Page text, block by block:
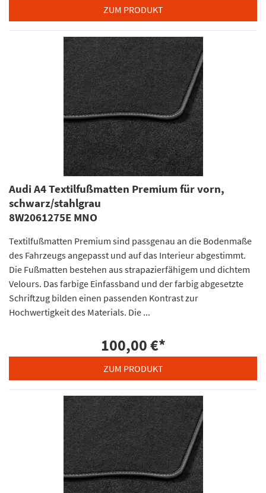
ZUM PRODUKT
Audi A4 Textilfußmatten Premium für vorn,
schwarz/stahlgrau
8W2061275E MNO
Textilfußmatten Premium sind passgenau an die Bodenmaße
des Fahrzeugs angepasst und auf das Interieur abgestimmt.
Die Fußmatten bestehen aus strapazierfähigem und dichtem
Velours. Das farbige Einfassband und der farbig abgesetzte
Schriftzug bilden einen passenden Kontrast zur
Hochwertigkeit des Materials. Die ...
100,00 €*
ZUM PRODUKT